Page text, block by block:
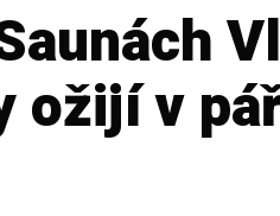
ožijí v